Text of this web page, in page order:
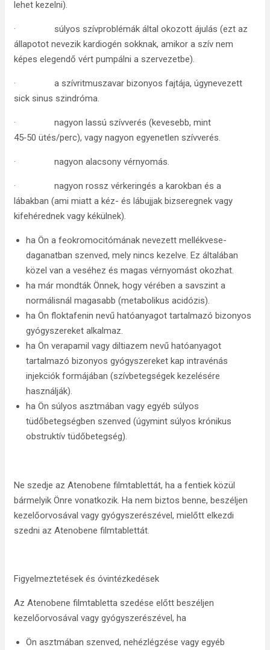
lehet kezelni).
· súlyos szívproblémák által okozott ájulás (ezt az
állapotot nevezik kardiogén sokknak, amikor a szív nem
képes elegendő vért pumpálni a szervezetbe).
· a szívritmuszavar bizonyos fajtája, úgynevezett
sick sinus szindróma.
· nagyon lassú szívverés (kevesebb, mint
45‑50 ütés/perc), vagy nagyon egyenetlen szívverés.
· nagyon alacsony vérnyomás.
· nagyon rossz vérkeringés a karokban és a
lábakban (ami miatt a kéz- és lábujjak bizseregnek vagy
kifehérednek vagy kékülnek).
ha Ön a feokromocitómának nevezett mellékvese-
daganatban szenved, mely nincs kezelve. Ez általában
közel van a veséhez és magas vérnyomást okozhat.
ha már mondták Önnek, hogy vérében a savszint a
normálisnál magasabb (metabolikus acidózis).
ha Ön floktafenin nevű hatóanyagot tartalmazó bizonyos
gyógyszereket alkalmaz.
ha Ön verapamil vagy diltiazem nevű hatóanyagot
tartalmazó bizonyos gyógyszereket kap intravénás
injekciók formájában (szívbetegségek kezelésére
használják).
ha Ön súlyos asztmában vagy egyéb súlyos
tüdőbetegségben szenved (úgymint súlyos krónikus
obstruktív tüdőbetegség).
Ne szedje az Atenobene filmtablettát, ha a fentiek közül
bármelyik Önre vonatkozik. Ha nem biztos benne, beszéljen
kezelőorvosával vagy gyógyszerészével, mielőtt elkezdi
szedni az Atenobene filmtablettát.
Figyelmeztetések és óvintézkedések
Az Atenobene filmtabletta szedése előtt beszéljen
kezelőorvosával vagy gyógyszerészével, ha
Ön asztmában szenved, nehézlégzése vagy egyéb